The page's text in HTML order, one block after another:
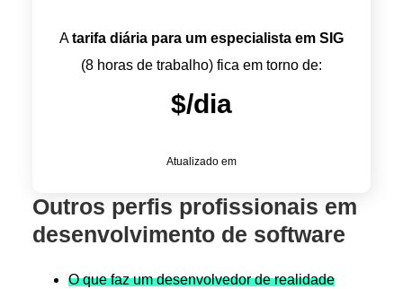
Atarifa diária para um especialista em SIG
(8 horas de trabalho) fica em torno de:
$/dia
Atualizado em
Outros perfis profissionais em
desenvolvimento de software
O que faz um desenvolvedor de realidade